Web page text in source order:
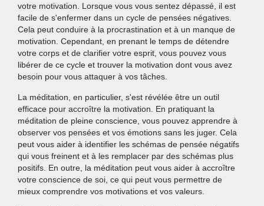
votre motivation. Lorsque vous vous sentez dépassé, il est
facile de s'enfermer dans un cycle de pensées négatives.
Cela peut conduire à la procrastination et à un manque de
motivation. Cependant, en prenant le temps de détendre
votre corps et de clarifier votre esprit, vous pouvez vous
libérer de ce cycle et trouver la motivation dont vous avez
besoin pour vous attaquer à vos tâches.
La méditation, en particulier, s'est révélée être un outil
efficace pour accroître la motivation. En pratiquant la
méditation de pleine conscience, vous pouvez apprendre à
observer vos pensées et vos émotions sans les juger. Cela
peut vous aider à identifier les schémas de pensée négatifs
qui vous freinent et à les remplacer par des schémas plus
positifs. En outre, la méditation peut vous aider à accroître
votre conscience de soi, ce qui peut vous permettre de
mieux comprendre vos motivations et vos valeurs.